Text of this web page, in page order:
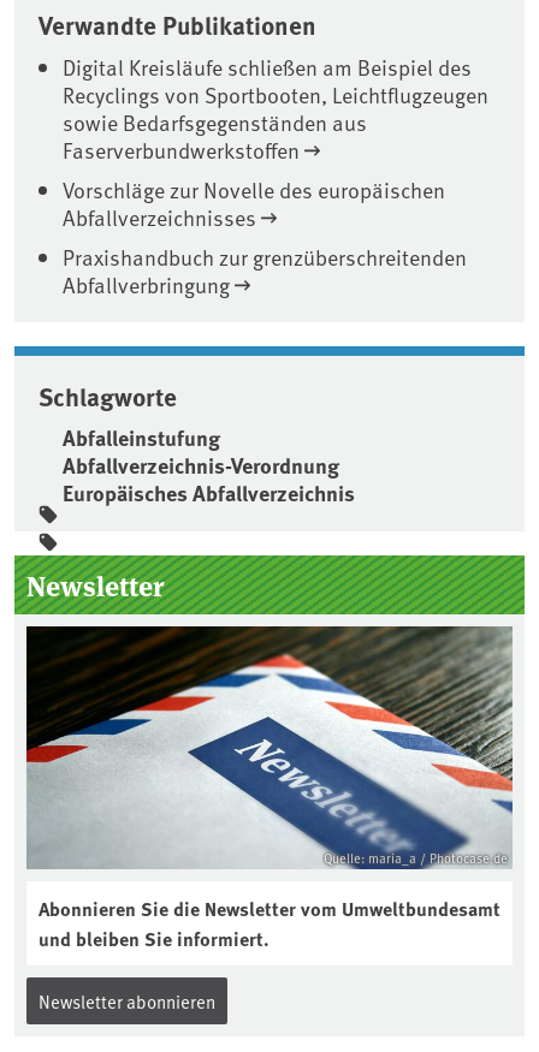
Verwandte Publikationen
Digital Kreisläufe schließen am Beispiel des
Recyclings von Sportbooten, Leichtflugzeugen
sowie Bedarfsgegenständen aus
Faserverbundwerkstoffen
Vorschläge zur Novelle des europäischen
Abfallverzeichnisses
Praxishandbuch zur grenzüberschreitenden
Abfallverbringung
Schlagworte
Abfalleinstufung
Abfallverzeichnis-Verordnung
Europäisches Abfallverzeichnis
Seitenleiste
Newsletter
Quelle: maria_a / Photocase.de
Abonnieren Sie die Newsletter vom Umweltbundesamt
und bleiben Sie informiert.
Newsletter abonnieren